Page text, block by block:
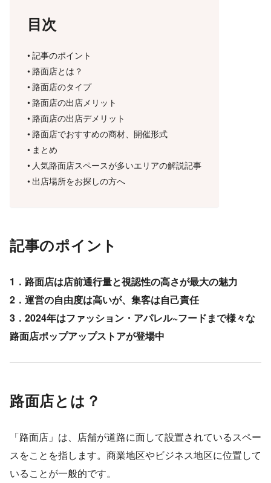
目次
記事のポイント
路面店とは？
路面店のタイプ
路面店の出店メリット
路面店の出店デメリット
路面店でおすすめの商材、開催形式
まとめ
人気路面店スペースが多いエリアの解説記事
出店場所をお探しの方へ
記事のポイント
1．路面店は店前通行量と視認性の高さが最大の魅力
2．運営の自由度は高いが、集客は自己責任
3．2024年はファッション・アパレル~フードまで様々な
路面店ポップアップストアが登場中
路面店とは？
「路面店」は、店舗が道路に面して設置されているスペー
スをことを指します。商業地区やビジネス地区に位置して
いることが一般的です。